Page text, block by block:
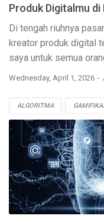
Produk Digitalmu
Di tengah riuhnya
kreator produk digital
saya untuk semua
Wednesday, April 1, 2026
ALGORITMA
PEMASARAN DIGITAL
RETARGETING SEO